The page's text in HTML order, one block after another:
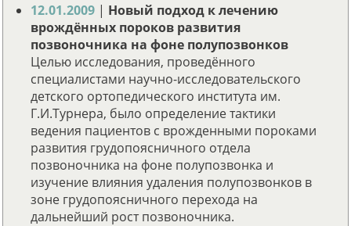
12.01.2009 | Новый подход к лечению
врождённых пороков развития
позвоночника на фоне полупозвонков
Целью исследования, проведённого
специалистами научно-исследовательского
детского ортопедического института им.
Г.И.Турнера, было определение тактики
ведения пациентов с врожденными пороками
развития грудопоясничного отдела
позвоночника на фоне полупозвонка и
изучение влияния удаления полупозвонков в
зоне грудопоясничного перехода на
дальнейший рост позвоночника.